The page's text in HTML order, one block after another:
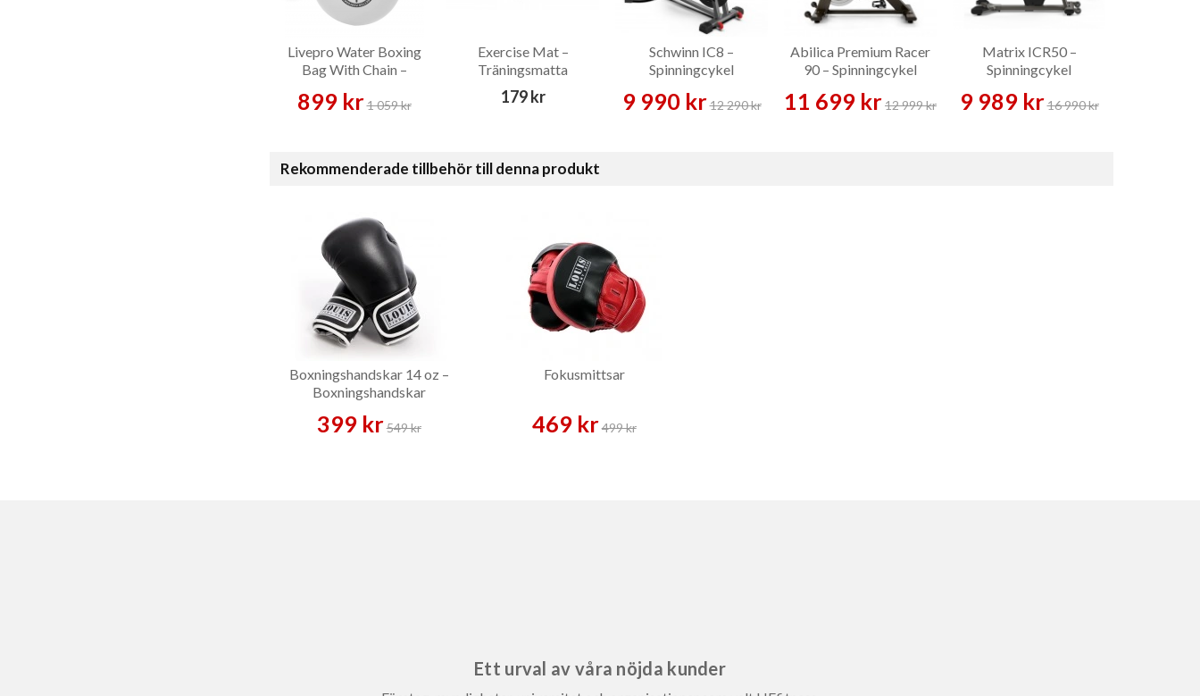
Livepro Water Boxing
Bag With Chain –
899 kr1 059 kr
Exercise Mat –
Träningsmatta
179 kr
Schwinn IC8 –
Spinningcykel
9 990 kr12 290 kr
Abilica Premium Racer
90 – Spinningcykel
11 699 kr12 999 kr
Matrix ICR50 –
Spinningcykel
9 989 kr16 990 kr
Rekommenderade tillbehör till denna produkt
Boxningshandskar 14 oz –
Boxningshandskar
399 kr549 kr
Fokusmittsar
469 kr499 kr
Ett urval av våra nöjda kunder